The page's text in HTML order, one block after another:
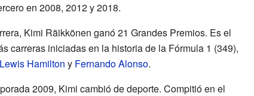
en 2008, 2012 y 2018.
Kimi Räikkönen ganó 21 Grandes Premios. Es el
carreras iniciadas en la historia de la Fórmula 1 (349),
Lewis Hamilton y Fernando Alonso.
2009, Kimi cambió de deporte. Compitió en el